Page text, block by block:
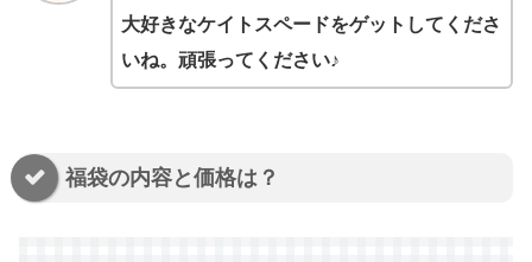
大好きなケイトスペードをゲットしてくださ
いね。頑張ってください♪
福袋の内容と価格は？